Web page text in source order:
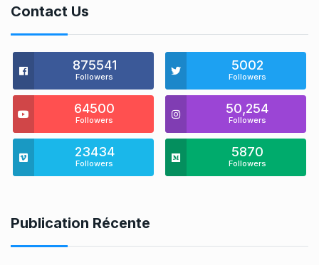
Contact Us
875541
Followers
5002
Followers
64500
Followers
50,254
Followers
23434
Followers
5870
Followers
Publication Récente